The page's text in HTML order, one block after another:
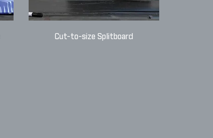
Cut-to-size Splitboard